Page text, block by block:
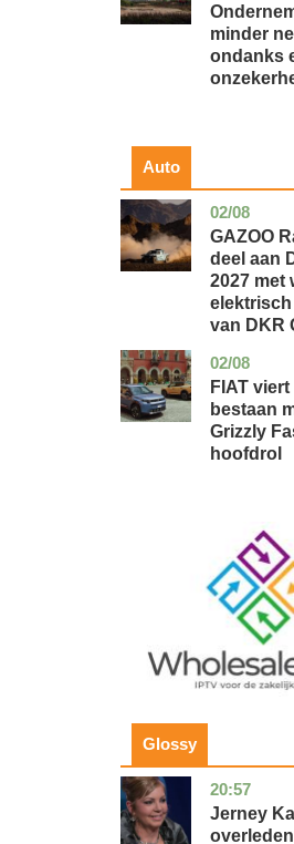
minder
ondanks
Auto
02/08
auto
GAZOO
deel aan
2027 met
van DKR
02/08
auto
FIAT
bestaan
Grizzly
hoofdrol
Glossy
20:57
noord-
holland
glossy
Jerney
overleden